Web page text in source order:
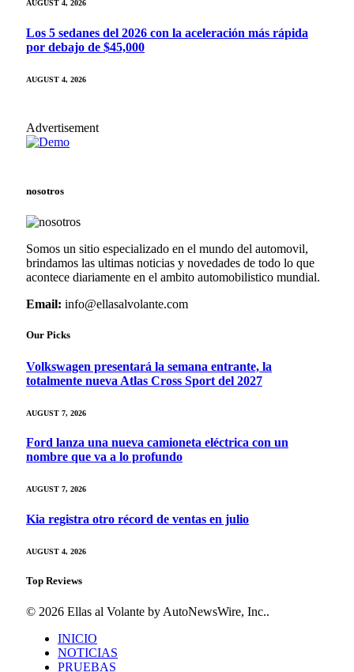
AUGUST 4, 2026
Los 5 sedanes del 2026 con la aceleración más rápida
por debajo de $45,000
AUGUST 4, 2026
Advertisement
nosotros
Somos un sitio especializado en el mundo del automovil,
brindamos las ultimas noticias y novedades de todo lo que
acontece diariamente en el ambito automobilistico mundial.
Email: info@ellasalvolante.com
Our Picks
Volkswagen presentará la semana entrante, la
totalmente nueva Atlas Cross Sport del 2027
AUGUST 7, 2026
Ford lanza una nueva camioneta eléctrica con un
nombre que va a lo profundo
AUGUST 7, 2026
Kia registra otro récord de ventas en julio
AUGUST 4, 2026
Top Reviews
© 2026 Ellas al Volante by AutoNewsWire, Inc..
INICIO
NOTICIAS
PRUEBAS